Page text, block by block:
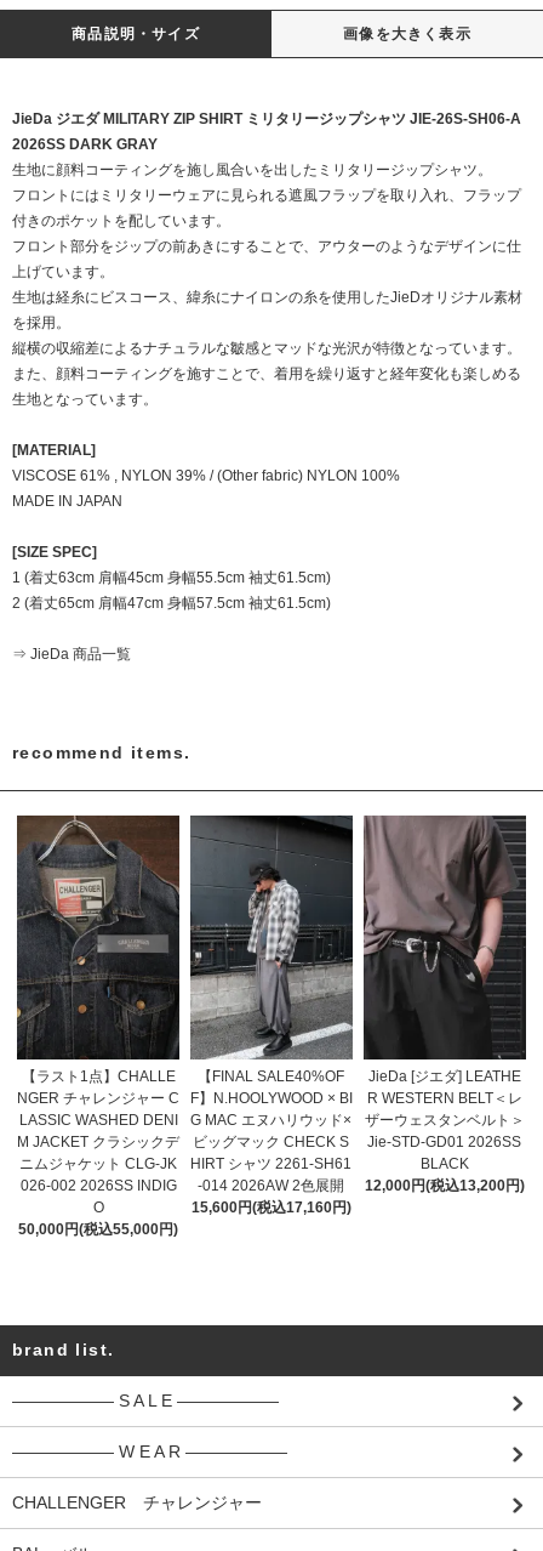
商品説明・サイズ 画像を大きく表示
JieDa ジエダ MILITARY ZIP SHIRT ミリタリージップシャツ JIE-26S-SH06-A
2026SS DARK GRAY
生地に顔料コーティングを施し風合いを出したミリタリージップシャツ。
フロントにはミリタリーウェアに見られる遮風フラップを取り入れ、フラップ
付きのポケットを配しています。
フロント部分をジップの前あきにすることで、アウターのようなデザインに仕
上げています。
生地は経糸にビスコース、緯糸にナイロンの糸を使用したJieDオリジナル素材
を採用。
縦横の収縮差によるナチュラルな皺感とマッドな光沢が特徴となっています。
また、顔料コーティングを施すことで、着用を繰り返すと経年変化も楽しめる
生地となっています。
[MATERIAL]
VISCOSE 61% , NYLON 39% / (Other fabric) NYLON 100%
MADE IN JAPAN
[SIZE SPEC]
1 (着丈63cm 肩幅45cm 身幅55.5cm 袖丈61.5cm)
2 (着丈65cm 肩幅47cm 身幅57.5cm 袖丈61.5cm)
⇒ JieDa 商品一覧
recommend items.
【ラスト1点】CHALLE
NGER チャレンジャー C
LASSIC WASHED DENI
M JACKET クラシックデ
ニムジャケット CLG-JK
026-002 2026SS INDIG
O
50,000円(税込55,000円)
【FINAL SALE40%OF
F】N.HOOLYWOOD × BI
G MAC エヌハリウッド×
ビッグマック CHECK S
HIRT シャツ 2261-SH61
-014 2026AW 2色展開
15,600円(税込17,160円)
JieDa [ジエダ] LEATHE
R WESTERN BELT＜レ
ザーウェスタンベルト＞
Jie-STD-GD01 2026SS
BLACK
12,000円(税込13,200円)
brand list.
―――――― S A L E ――――――
―――――― W E A R ――――――
CHALLENGER チャレンジャー